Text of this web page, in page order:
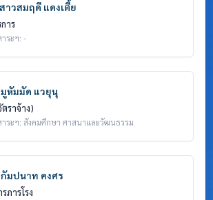
าวสมฤดี แดงเตี้ย
าร
ระฯ: -
หัมมัด แวยุนุ
ราจ้าง)
ระฯ: สังคมศึกษา ศาสนาและวัฒนธรรม
มปนาท คงศร
ภารโรง